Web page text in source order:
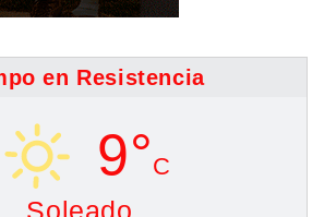
en Resistencia
9°C
Soleado